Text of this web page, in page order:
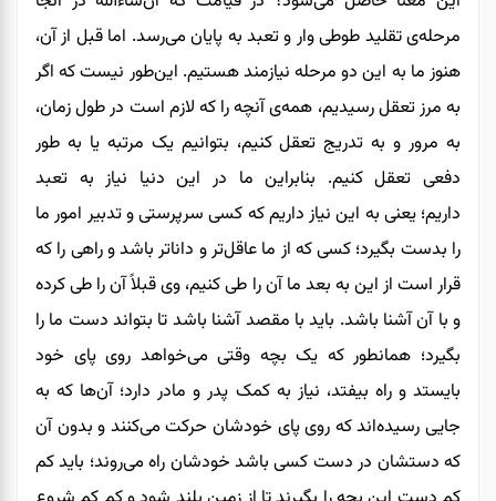
مرحله‌ی تقلید طوطی‌ وار و تعبد به پایان می‌رسد. اما قبل از آن،
هنوز ما به این دو مرحلهنیازمند هستیم. این‌طور نیست که اگر
به مرز تعقل رسیدیم، همه‌ی آنچه را که لازم است در طول زمان،
به مرور و به تدریج تعقل کنیم، بتوانیم یک مرتبهیا به طور
دفعی تعقل کنیم. بنابراین ما در این دنیا نیاز به تعبد
داریم؛ یعنی به این نیاز داریم که کسی سرپرستی و تدبیر امور ما
را بدست بگیرد؛ کسی که از ما عاقل‌تر و داناتر باشدوراهی را که
قرار است از این به بعد ما آن‌ را طی کنیم، وی قبلاً آن‌ را طی کرده
و با آن آشنا باشد. باید با مقصد آشنا باشد تا بتواند دست ما را
بگیرد؛ همانطور که یک بچه وقتی می‌خواهد روی پای خود
بایستد و راه بیفتد، نیاز به کمک پدر و مادر دارد؛ آن‌ها که به
جایی رسیده‌اند که روی پای خودشان حرکت می‌کنند و بدونآن
کهدستشان در دست کسی باشد خودشان راه می‌روند؛ باید کم